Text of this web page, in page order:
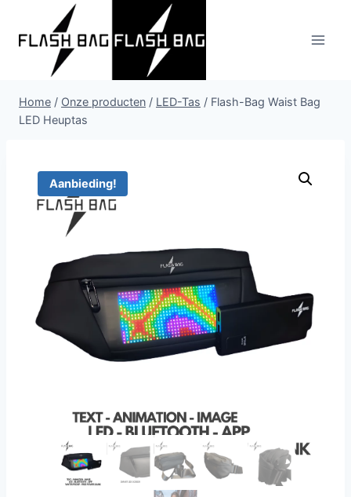
naar
inhoud
Home / Onze producten / LED-Tas / Flash-Bag Waist Bag
LED Heuptas
Aanbieding!